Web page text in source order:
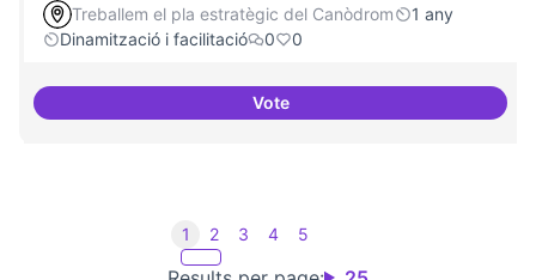
Treballem el pla estratègic del Canòdrom
1 any
Dinamització i facilitació
0 0
VoteSuport a projectes digitals i
1 2 3 4 5